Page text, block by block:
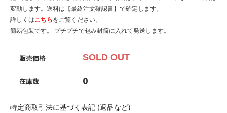
変動します。送料は【最終注文確認書】で確定します。
詳しくはこちらをご覧ください。
簡易包装です。 プチプチで包み封筒に入れて発送します。
販売価格 SOLD OUT
在庫数 0
特定商取引法に基づく表記 (返品など)